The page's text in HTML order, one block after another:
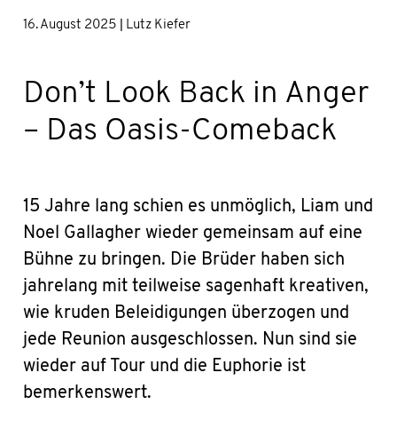
16. August 2025 | Lutz Kiefer
Don’t Look Back in Anger
– Das Oasis-Comeback
15 Jahre lang schien es unmöglich, Liam und
Noel Gallagher wieder gemeinsam auf eine
Bühne zu bringen. Die Brüder haben sich
jahrelang mit teilweise sagenhaft kreativen,
wie kruden Beleidigungen überzogen und
jede Reunion ausgeschlossen. Nun sind sie
wieder auf Tour und die Euphorie ist
bemerkenswert.